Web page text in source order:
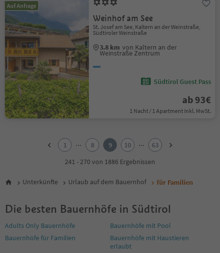
Auf Anfrage
Weinhof am See
St. Josef am See, Kaltern an der Weinstraße,
Südtiroler Weinstraße
3.8 km von Kaltern an der
Weinstraße Zentrum
Südtirol Guest Pass
ab 93€
1 Nacht / 1 Apartment Inkl. MwSt.
6
9
11
12
1 ... 8 9 10 ...
63
241 - 270 von 1886 Ergebnissen
Unterkünfte Urlaub auf dem Bauernhof für Familien
Die besten Bauernhöfe in Südtirol
Adults Only Bauernhöfe
Bauernhöfe mit Pool
Bauernhöfe für Familien
Bauernhöfe mit Haustieren
erlaubt